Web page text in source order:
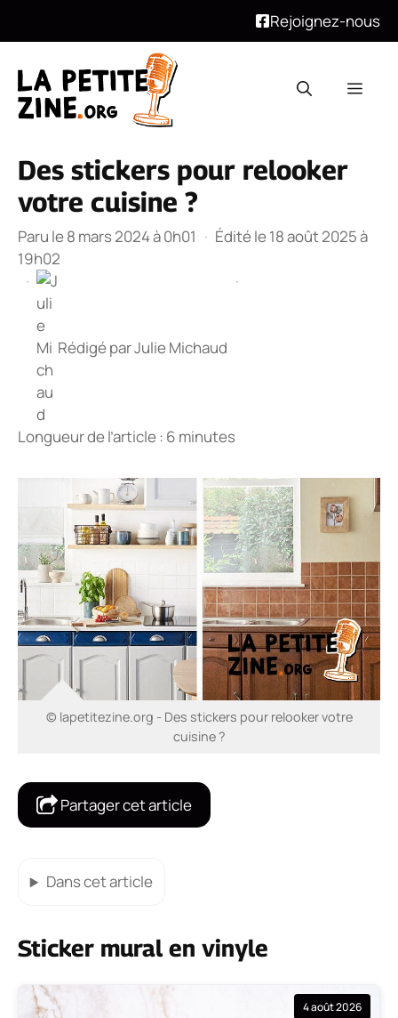
Rejoignez-nous
contenu
Des stickers pour relooker
votre cuisine ?
Paru le 8 mars 2024 à 0h01 · Édité le 18 août 2025 à
19h02
·
Rédigé parJulie Michaud
·
Longueur de l’article : 6 minutes
© lapetitezine.org - Des stickers pour relooker votre
cuisine ?
Partager cet article
Dans cet article
Sticker mural en vinyle
4 août 2026